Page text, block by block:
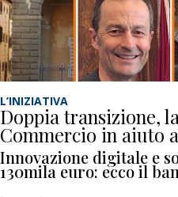
L’INIZIATIVA
Doppia transizione,
Commercio in aiuto
Innovazione digitale e
130mila euro: ecco il